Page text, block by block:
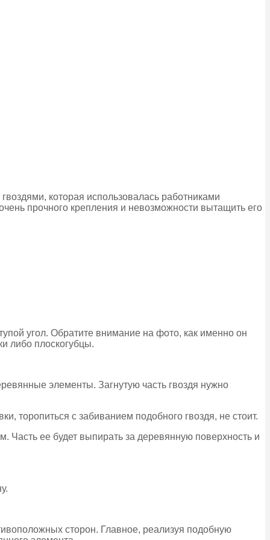
которая использовалась работниками
прочного крепления и невозможности вытащить его
угол. Обратите внимание на фото, как именно он
либо плоскогубцы.
элементы. Загнутую часть гвоздя нужно
торопиться с забиванием подобного гвоздя, не стоит.
Часть ее будет выпирать за деревянную поверхность и
сторон. Главное, реализуя подобную